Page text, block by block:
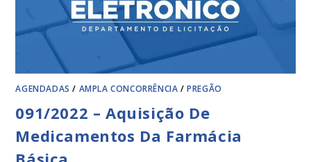
AGENDADAS / AMPLA CONCORRÊNCIA /PREGÃO
091/2022 – Aquisição De
Medicamentos Da Farmácia